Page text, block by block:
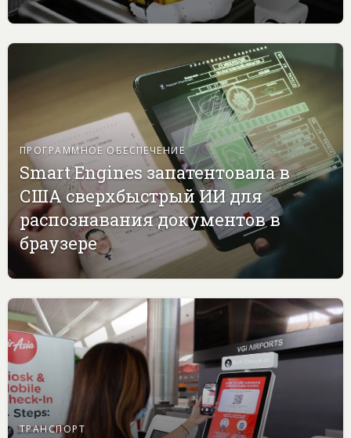
ПРОГРАММНОЕ ОБЕСПЕЧЕНИЕ
Smart Engines запатентовала в
США сверхбыстрый ИИ для
распознавания документов в
браузере
ТРАНСПОРТ